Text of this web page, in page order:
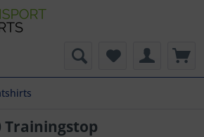
Trainingstop